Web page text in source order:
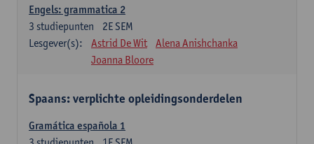
Engels: grammatica 2
2E SEM
3 studiepunten
Lesgever(s):
Astrid De Wit
Alena Anishchanka
Joanna Bloore
Spaans: verplichte opleidingsonderdelen
Gramática española 1